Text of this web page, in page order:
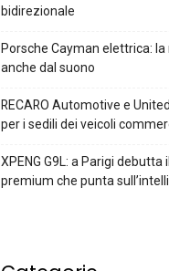
bidirezionale
Porsche Cayman elettrica:
anche dal suono
RECARO Automotive e
per i sedili dei veicoli
XPENG G9L: a Parigi debutta
premium che punta